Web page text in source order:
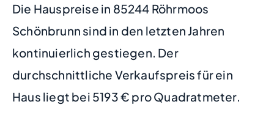
Die Hauspreise in 85244 Röhrmoos
Schönbrunn sind in den letzten Jahren
kontinuierlich gestiegen. Der
durchschnittliche Verkaufspreis für ein
Haus liegt bei 5193 € pro Quadratmeter.